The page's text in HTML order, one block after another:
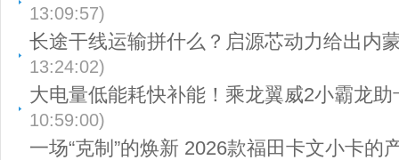
13:09:57)
长途干线运输拼什么？启源芯动力给出内
13:24:02)
大电量低能耗快补能！乘龙翼威2小霸龙
10:59:00)
一场“克制”的焕新 2026款福田卡文小卡的